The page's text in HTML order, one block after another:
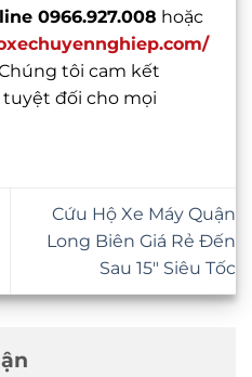
0966.927.008 hoặc
tôi cam kết
đối cho mọi
Cứu Hộ Xe Máy Quận
Long Biên Giá Rẻ Đến
Sau 15″ Siêu Tốc